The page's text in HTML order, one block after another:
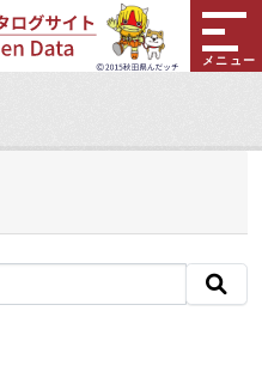
メニュー